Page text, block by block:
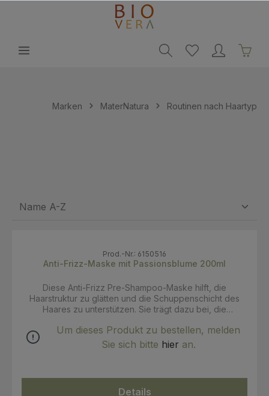
Marken MaterNatura Routinen nach Haartyp
Prod.-Nr.: 6150516
Anti-Frizz-Maske mit Passionsblume 200ml
Diese Anti-Frizz Pre-Shampoo-Maske hilft, die
Haarstruktur zu glätten und die Schuppenschicht des
Haares zu unterstützen. Sie trägt dazu bei, die
Teil der Bio Beauty Routine für frizzanfälliges Haar
ergänzt die Maske die Pflegeroutine für geschmeidiger
Um dieses Produkt zu bestellen, melden
Sie sich bitte hier an.
Details